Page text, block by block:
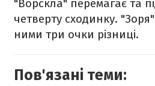
"Ворскла" перемагає та
четверту сходинку. "Зоря"
ними три очки різниці.
Пов'язані теми: